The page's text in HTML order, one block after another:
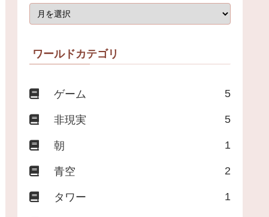
ワールドカテゴリ
ゲーム 5
非現実 5
朝 1
青空 2
タワー 1